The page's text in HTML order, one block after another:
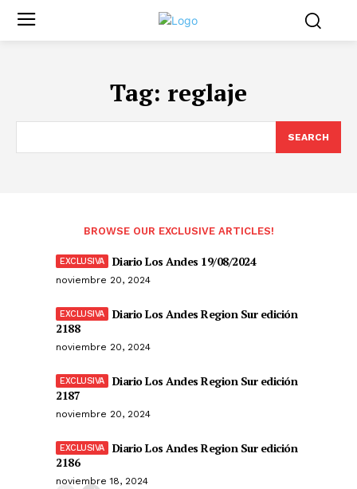
Tag: reglaje
SEARCH
BROWSE OUR EXCLUSIVE ARTICLES!
Diario Los Andes 19/08/2024
noviembre 20, 2024
Diario Los Andes Region Sur edición
2188
noviembre 20, 2024
Diario Los Andes Region Sur edición
2187
noviembre 20, 2024
Diario Los Andes Region Sur edición
2186
noviembre 18, 2024